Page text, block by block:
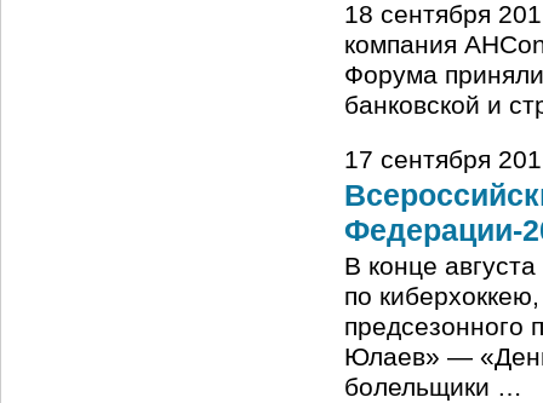
18 сентября
компания
Форума
банковской и
17 сентября
Федерации-
В конце
по
предсезонного
Юлаев» —
болельщики …